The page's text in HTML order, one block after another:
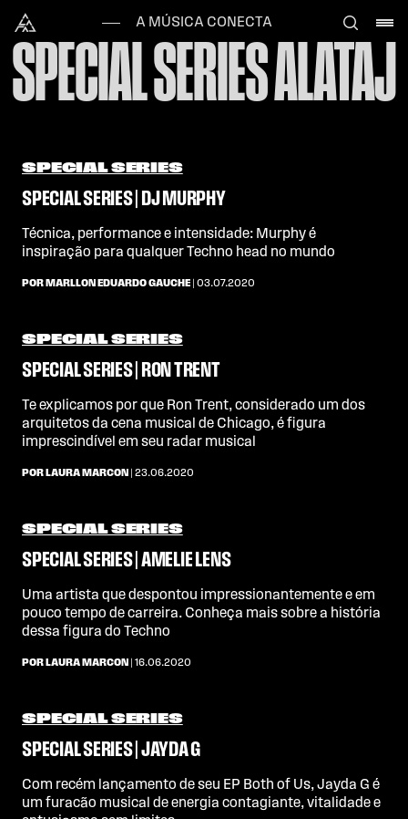
Alataj
A MÚSICA CONECTA
SPECIAL SERIES ALATAJ
SPECIAL SERIES
SPECIAL SERIES | DJ MURPHY
Técnica, performance e intensidade: Murphy é
inspiração para qualquer Techno head no mundo
POR MARLLON EDUARDO GAUCHE | 03.07.2020
SPECIAL SERIES
SPECIAL SERIES | RON TRENT
Te explicamos por que Ron Trent, considerado um dos
arquitetos da cena musical de Chicago, é figura
imprescindível em seu radar musical
POR LAURA MARCON | 23.06.2020
SPECIAL SERIES
SPECIAL SERIES | AMELIE LENS
Uma artista que despontou impressionantemente e em
pouco tempo de carreira. Conheça mais sobre a história
dessa figura do Techno
POR LAURA MARCON | 16.06.2020
SPECIAL SERIES
SPECIAL SERIES | JAYDA G
Com recém lançamento de seu EP Both of Us, Jayda G é
um furacão musical de energia contagiante, vitalidade e